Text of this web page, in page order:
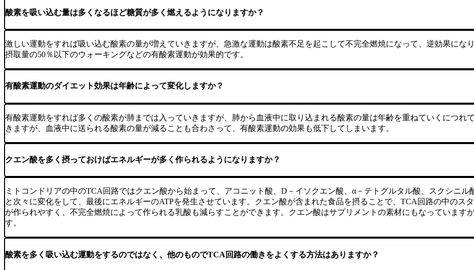
酸素を吸い込む量は多くなるほど糖質が多く燃えるようになりますか？
激しい運動をすれば吸い込む酸素の量が増えていきますが、急激な運動は酸素不足を起こして不完全燃焼になって、逆効果にな
摂取量の50％以下のウォーキングなどの有酸素運動が効果的です。
有酸素運動のダイエット効果は年齢によって変化しますか？
有酸素運動をすれば多くの酸素が肺までは入っていきますが、肺から血液中に取り込まれる酸素の量は年齢を重ねていくにつれ
きますが、血液中に送られる酸素の量が減ることも合わさって、有酸素運動の効果も低下してしまいます。
クエン酸を多く摂っておけばエネルギーが多く作られるようになりますか？
ミトコンドリアの中のTCA回路ではクエン酸から始まって、アコニット酸、D－イソクエン酸、α－テトグルタル酸、スクシニ
と次々に変化をして、最後にエネルギーのATPを発生させています。クエン酸が含まれた食品を摂ることで、TCA回路の中のス
が作られやすく、不完全燃焼によって作られる乳酸も減らすことができます。クエン酸はサプリメントの素材にもなっています
す。
酸素を多く吸い込む運動をするのではなく、他のものでTCA回路の働きをよくする方法はありますか？